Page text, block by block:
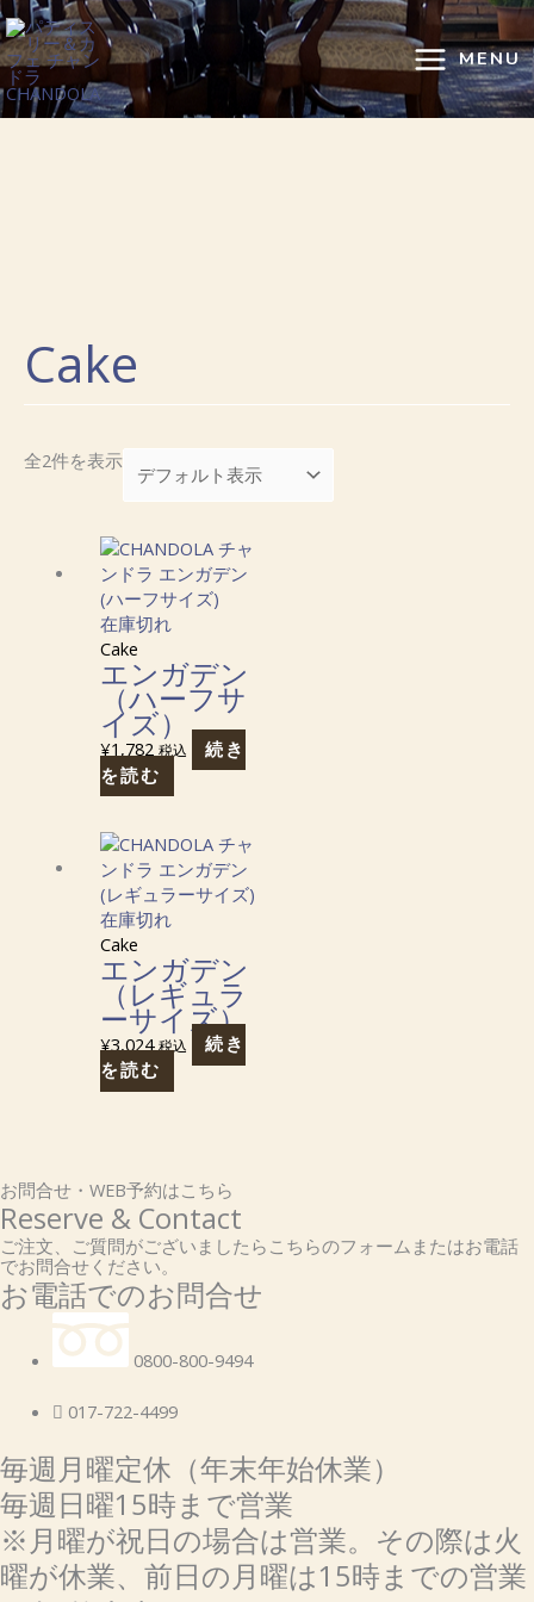
内
容
を
ス
キ
MENU
Cake
全2件を表示
在庫切れ
Cake
エンガデン
（ハーフサ
イズ）
¥1,782 税込
続き
を読む
在庫切れ
Cake
エンガデン
（レギュラ
ーサイズ）
¥3,024 税込
続き
を読む
お問合せ・WEB予約はこちら
Reserve & Contact
ご注文、ご質問がございましたらこちらのフォームまたはお電話
でお問合せください。
お電話でのお問合せ
0800-800-9494
017-722-4499
毎週月曜定休（年末年始休業）
毎週日曜15時まで営業
※月曜が祝日の場合は営業。その際は火
曜が休業、前日の月曜は15時までの営業